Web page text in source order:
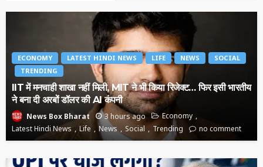
ECONOMY LATEST HINDI NEWS LIFE NEWS
SOCIAL
TRENDING
IIT में मनचाही शाखा नहीं मिली, MIT ने भी किया रिजेक्ट… फिर इसी भारतीय
ने बना दी अरबों डॉलर की AI कंपनी
News Box Bharat 3 hours ago
Economy
Latest Hindi News
Life News Social Trending no comment